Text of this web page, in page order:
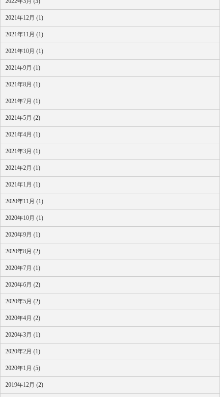
2021年12月 (1)
2021年11月 (1)
2021年10月 (1)
2021年9月 (1)
2021年8月 (1)
2021年7月 (1)
2021年5月 (2)
2021年4月 (1)
2021年3月 (1)
2021年2月 (1)
2021年1月 (1)
2020年11月 (1)
2020年10月 (1)
2020年9月 (1)
2020年8月 (2)
2020年7月 (1)
2020年6月 (2)
2020年5月 (2)
2020年4月 (2)
2020年3月 (1)
2020年2月 (1)
2020年1月 (5)
2019年12月 (2)